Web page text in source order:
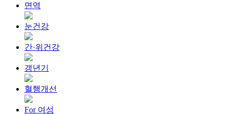
면역
눈건강
간·위건강
갱년기
혈행개선
For 여성